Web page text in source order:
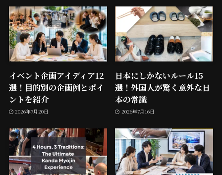
イベント企画アイディア12
選！目的別の企画例とポイ
ントを紹介
2026年7月20日
日本にしかないルール15
選！外国人が驚く意外な日
本の常識
2026年7月16日